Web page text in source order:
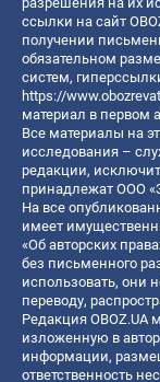
ссылки на сайт
получении
обязательном
систем,
https://
материал в первом
Все материалы на
исследования –
редакции,
принадлежат ООО
На все
имеет
«Об авторских
без письменного
использовать, они
переводу,
Редакция OBOZ.UA
изложенную в
информации,
ответственность